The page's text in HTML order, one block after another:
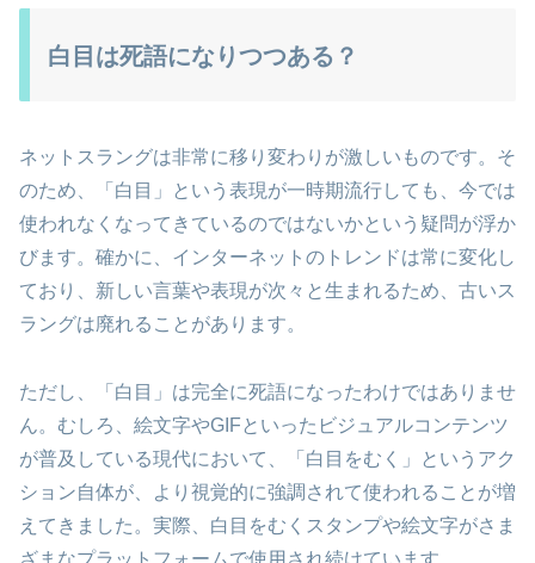
白目は死語になりつつある？
ネットスラングは非常に移り変わりが激しいものです。そ
のため、「白目」という表現が一時期流行しても、今では
使われなくなってきているのではないかという疑問が浮か
びます。確かに、インターネットのトレンドは常に変化し
ており、新しい言葉や表現が次々と生まれるため、古いス
ラングは廃れることがあります。
ただし、「白目」は完全に死語になったわけではありませ
ん。むしろ、絵文字やGIFといったビジュアルコンテンツ
が普及している現代において、「白目をむく」というアク
ション自体が、より視覚的に強調されて使われることが増
えてきました。実際、白目をむくスタンプや絵文字がさま
ざまなプラットフォームで使用され続けています。